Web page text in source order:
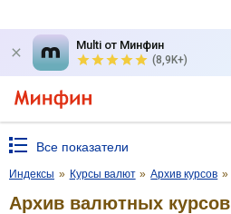
Multi от Минфин
(8,9K+)
Все показатели
Индексы » Курсы валют » Архив курсов »
Архив валютных курсов